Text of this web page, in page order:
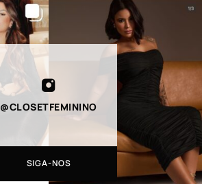
@CLOSETFEMININO
SIGA-NOS